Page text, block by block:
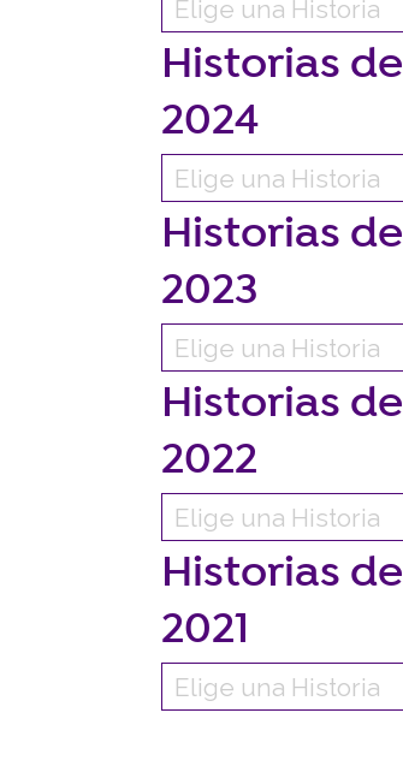
Historias de
2024
Historias de
2023
Historias de
2022
Historias de
2021